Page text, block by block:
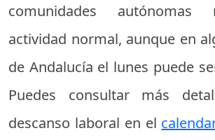
comunidades
actividad normal, aunque en
de Andalucía el lunes puede
Puedes consultar más
descanso laboral en el